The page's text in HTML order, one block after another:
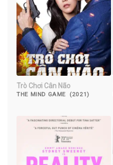
Trò Chơi Cân Não
THE MIND GAME (2021)